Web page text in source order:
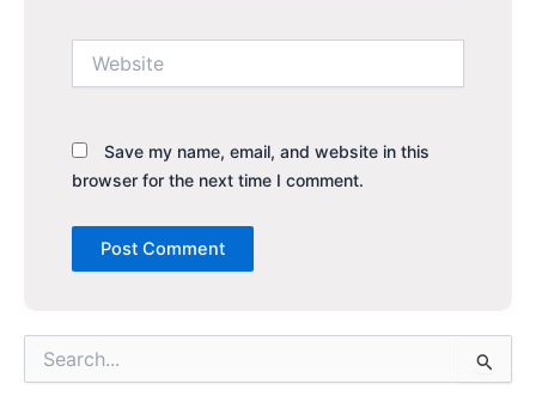
Save my name, email, and website in this
browser for the next time I comment.
Search
for: